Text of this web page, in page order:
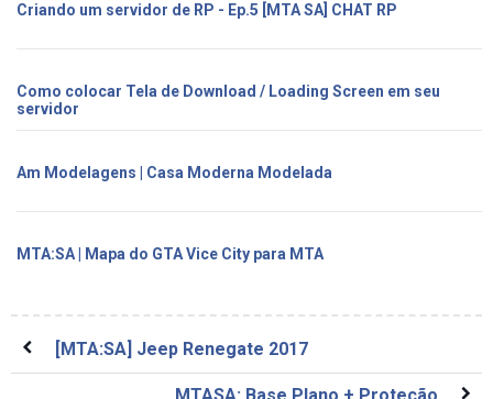
Criando um servidor de RP - Ep.5 [MTA SA] CHAT RP
Como colocar Tela de Download / Loading Screen em seu
servidor
Am Modelagens | Casa Moderna Modelada
MTA:SA | Mapa do GTA Vice City para MTA
[MTA:SA] Jeep Renegate 2017